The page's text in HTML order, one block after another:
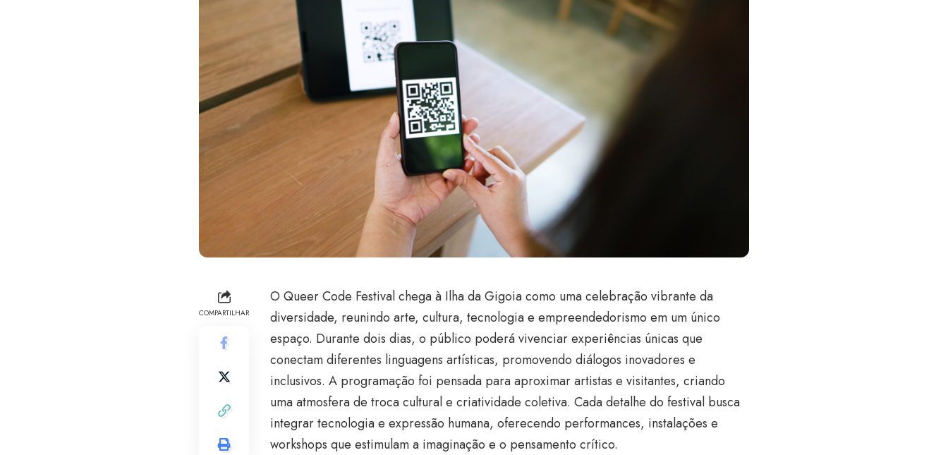
COMPARTILHAR
O Queer Code Festival chega à Ilha da Gigoia como uma celebração vibrante da
diversidade, reunindo arte, cultura, tecnologia e empreendedorismo em um único
espaço. Durante dois dias, o público poderá vivenciar experiências únicas que
conectam diferentes linguagens artísticas, promovendo diálogos inovadores e
inclusivos. A programação foi pensada para aproximar artistas e visitantes, criando
uma atmosfera de troca cultural e criatividade coletiva. Cada detalhe do festival busca
integrar tecnologia e expressão humana, oferecendo performances, instalações e
workshops que estimulam a imaginação e o pensamento crítico.